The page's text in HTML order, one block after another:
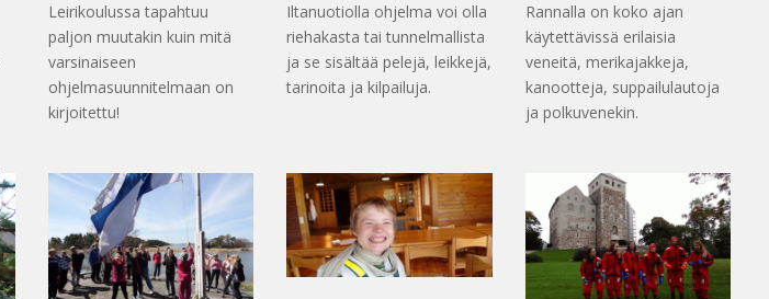
Leirikoulussa tapahtuu
paljon muutakin kuin mitä
varsinaiseen
ohjelmasuunnitelmaan on
kirjoitettu!
Iltanuotiolla ohjelma voi olla
riehakasta tai tunnelmallista
ja se sisältää pelejä, leikkejä,
tarinoita ja kilpailuja.
Rannalla on koko ajan
käytettävissä erilaisia
veneitä, merikajakkeja,
kanootteja, suppailulautoja
ja polkuvenekin.